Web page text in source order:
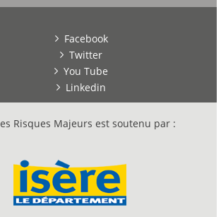
Facebook
Twitter
You Tube
Linkedin
Risques Majeurs est soutenu par :